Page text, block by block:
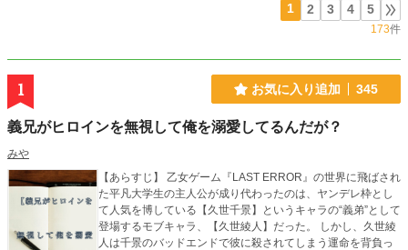
1 2 3 4 5
173件
1 お気に入り追加 345
義兄がヒロインを無視して俺を溺愛してるんだが？
みや
【あらすじ】 乙女ゲーム『LAST ERROR』の世界に飛ばされ
た平凡大学生の主人公が成り代わったのは、ヤンデレ枠とし
て人気を博している【久世千景】というキャラの“義弟”として
登場するモブキャラ、【久世綾人】だった。 しかし、久世綾
人は千景のバッドエンドで彼に殺されてしまう運命を背負っ